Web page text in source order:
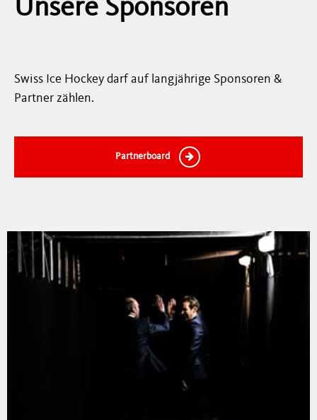
Unsere Sponsoren
Swiss Ice Hockey darf auf langjährige Sponsoren &
Partner zählen.
Partnerboard